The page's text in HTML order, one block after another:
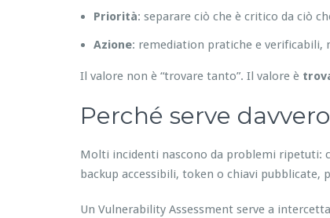
Priorità: separare ciò che è critico da ciò
Azione: remediation pratiche e verificabili,
Il valore non è “trovare tanto”. Il valore è
Perché serve
Molti incidenti nascono da problemi ripetuti:
backup accessibili, token o chiavi
Un Vulnerability Assessment serve a